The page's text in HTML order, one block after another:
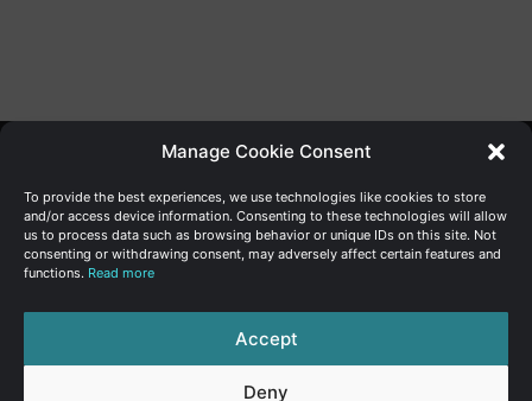
Manage Cookie Consent
To provide the best experiences, we use technologies like cookies to store
and/or access device information. Consenting to these technologies will allow
us to process data such as browsing behavior or unique IDs on this site. Not
consenting or withdrawing consent, may adversely affect certain features and
functions. Read more
Accept
Deny
Γενική Διεύθυνση Ανάπτυξης
Υπουργείο Οικονομικών | Κυπριακή Δημοκρατία
Ιστ: